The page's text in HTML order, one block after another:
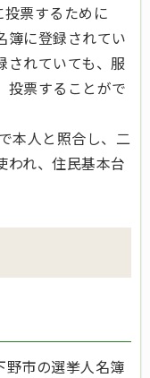
票するために
簿に登録されてい
されていても、服
投票することがで
本人と照合し、二
われ、住民基本台
野市の選挙人名簿